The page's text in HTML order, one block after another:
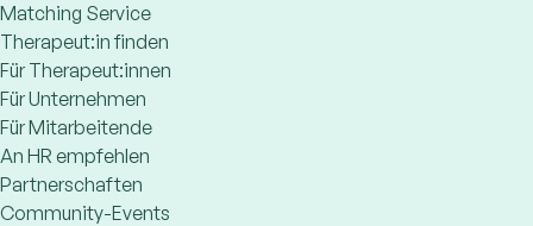
Matching Service
Therapeut:in finden
Für Therapeut:innen
Für Unternehmen
Für Mitarbeitende
An HR empfehlen
Partnerschaften
Community-Events